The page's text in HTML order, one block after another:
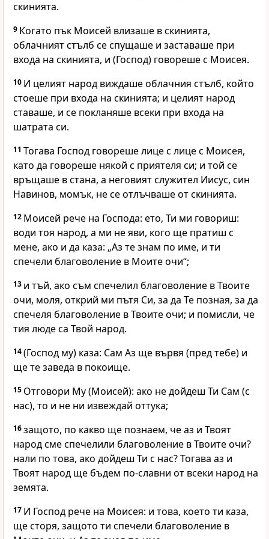
скинията.
9 Когато пък Моисей влизаше в скинията,
облачният стълб се спущаше и заставаше при
входа на скинията, и (Господ) говореше с Моисея.
10 И целият народ виждаше облачния стълб, който
стоеше при входа на скинията; и целият народ
ставаше, и се покланяше всеки при входа на
шатрата си.
11 Тогава Господ говореше лице с лице с Моисея,
като да говореше някой с приятеля си; и той се
връщаше в стана, а неговият служител Иисус, син
Навинов, момък, не се отлъчваше от скинията.
12 Моисей рече на Господа: ето, Ти ми говориш:
води тоя народ, а ми не яви, кого ще пратиш с
мене, ако и да каза: „Аз те знам по име, и ти
спечели благоволение в Моите очи“;
13 и тъй, ако съм спечелил благоволение в Твоите
очи, моля, открий ми пътя Си, за да Те позная, за да
спечеля благоволение в Твоите очи; и помисли, че
тия люде са Твой народ.
14(Господ му) каза: Сам Аз ще вървя (пред тебе) и
ще те заведа в покоище.
15 Отговори Му (Моисей): ако не дойдеш Ти Сам (с
нас), то и не ни извеждай оттука;
16защото, по какво ще познаем, че аз и Твоят
народ сме спечелили благоволение в Твоите очи?
нали по това, ако дойдеш Ти с нас? Тогава аз и
Твоят народ ще бъдем по-славни от всеки народ на
земята.
17 И Господ рече на Моисея: и това, което ти каза,
ще сторя, защото ти спечели благоволение в